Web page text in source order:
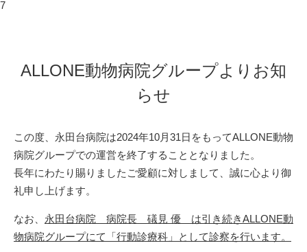
7
ALLONE動物病院グループよりお知
らせ
この度、永田台病院は2024年10月31日をもってALLONE動物
病院グループでの運営を終了することとなりました。
長年にわたり賜りましたご愛顧に対しまして、誠に心より御
礼申し上げます。
なお、 永田台病院 病院長 礒見 優 は引き続きALLONE動
物病院グループにて「行動診療科」として診察を行います。